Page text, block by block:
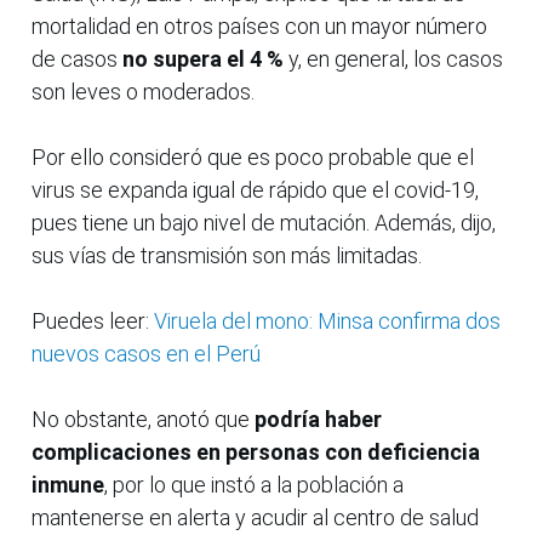
mortalidad en otros países con un mayor número
de casos no supera el 4 % y, en general, los casos
son leves o moderados.
Por ello consideró que es poco probable que el
virus se expanda igual de rápido que el covid-19,
pues tiene un bajo nivel de mutación. Además, dijo,
sus vías de transmisión son más limitadas.
Puedes leer: Viruela del mono: Minsa confirma dos
nuevos casos en el Perú
No obstante, anotó que podría haber
complicaciones en personas con deficiencia
inmune, por lo que instó a la población a
mantenerse en alerta y acudir al centro de salud